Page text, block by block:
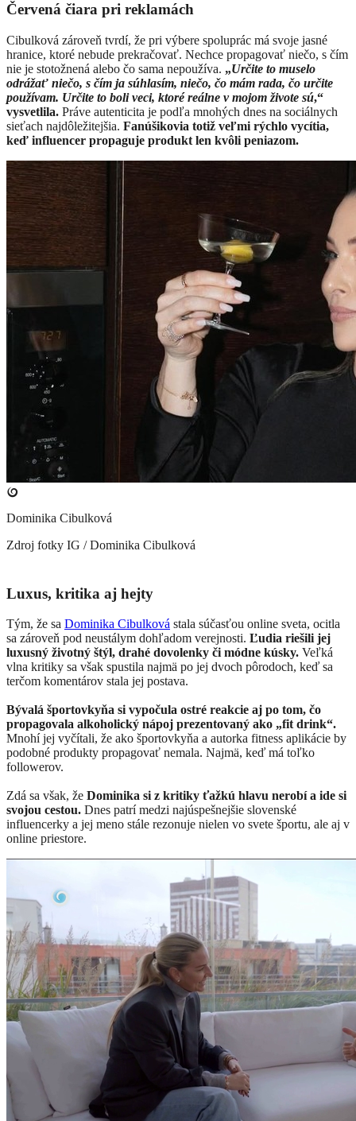
Červená čiara pri reklamách
Cibulková zároveň tvrdí, že pri výbere spoluprác má svoje jasné
hranice, ktoré nebude prekračovať. Nechce propagovať niečo, s čím
nie je stotožnená alebo čo sama nepoužíva. „Určite to muselo
odrážať niečo, s čím ja súhlasím, niečo, čo mám rada, čo určite
používam. Určite to boli veci, ktoré reálne v mojom živote sú,“
vysvetlila. Práve autenticita je podľa mnohých dnes na sociálnych
sieťach najdôležitejšia. Fanúšikovia totiž veľmi rýchlo vycítia,
keď influencer propaguje produkt len kvôli peniazom.
Dominika Cibulková
Zdroj fotky IG / Dominika Cibulková
Luxus, kritika aj hejty
Tým, že sa Dominika Cibulková stala súčasťou online sveta, ocitla
sa zároveň pod neustálym dohľadom verejnosti. Ľudia riešili jej
luxusný životný štýl, drahé dovolenky či módne kúsky. Veľká
vlna kritiky sa však spustila najmä po jej dvoch pôrodoch, keď sa
terčom komentárov stala jej postava.
Bývalá športovkyňa si vypočula ostré reakcie aj po tom, čo
propagovala alkoholický nápoj prezentovaný ako „fit drink“.
Mnohí jej vyčítali, že ako športovkyňa a autorka fitness aplikácie by
podobné produkty propagovať nemala. Najmä, keď má toľko
followerov.
Zdá sa však, že Dominika si z kritiky ťažkú hlavu nerobí a ide si
svojou cestou. Dnes patrí medzi najúspešnejšie slovenské
influencerky a jej meno stále rezonuje nielen vo svete športu, ale aj v
online priestore.